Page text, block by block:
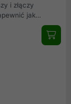
i złączy
jak
codziennymi